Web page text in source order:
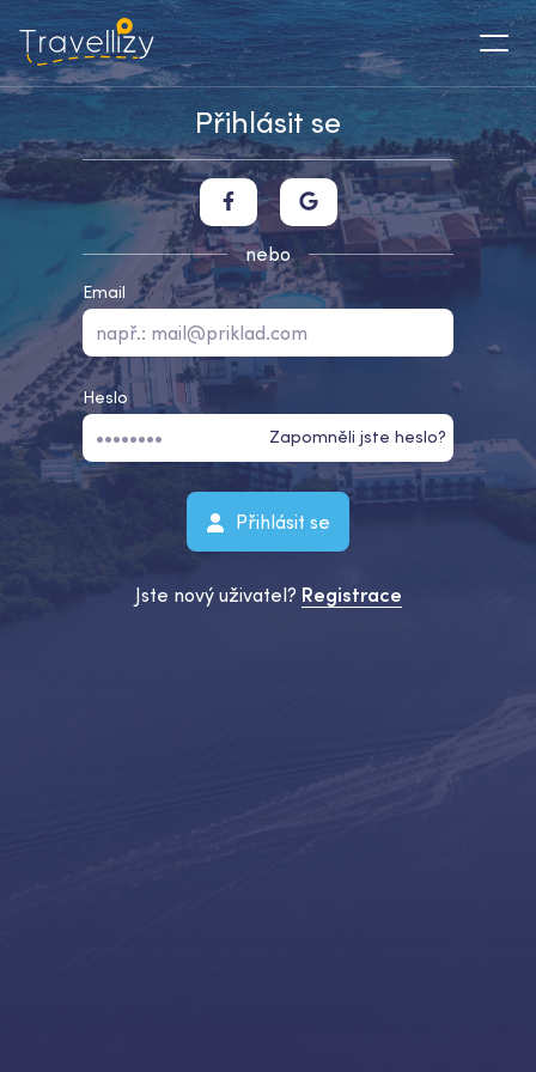
Přihlásit se
nebo
Email
Heslo
Zapomněli jste heslo?
Přihlásit se
Jste nový uživatel? Registrace